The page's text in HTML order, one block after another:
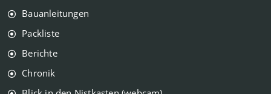
Bauanleitungen
Packliste
Berichte
Chronik